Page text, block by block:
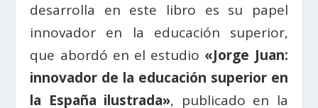
desarrolla en este libro es su papel
innovador en la educación superior,
que abordó en el estudio «Jorge Juan:
innovador de la educación superior en
la España ilustrada», publicado en la